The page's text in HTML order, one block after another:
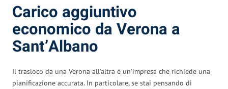
Carico aggiuntivo
economico da Verona a
Sant’Albano
Il trasloco da una Verona all’altra è un’impresa che richiede una
pianificazione accurata. In particolare, se stai pensando di